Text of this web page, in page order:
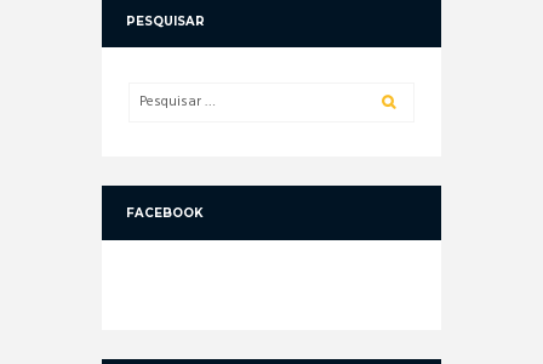
PESQUISAR
FACEBOOK